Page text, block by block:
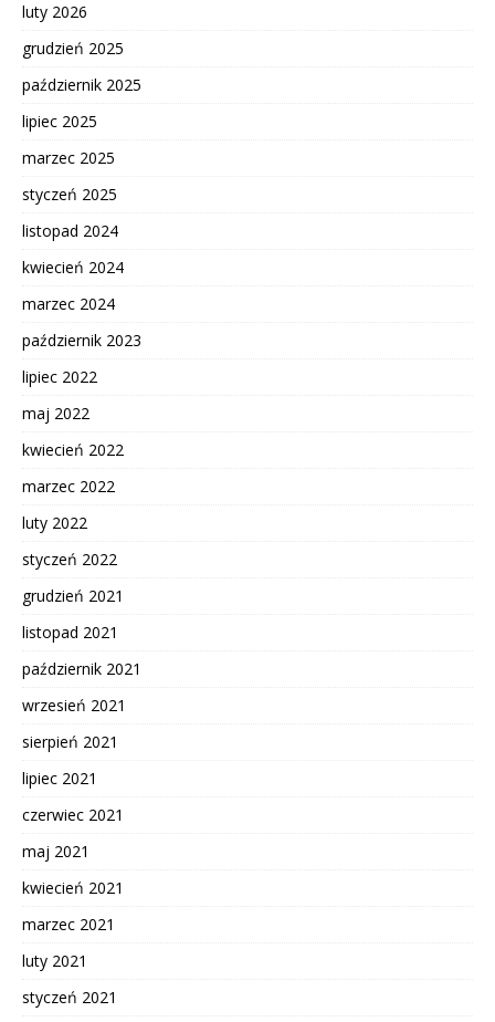
luty 2026
grudzień 2025
październik 2025
lipiec 2025
marzec 2025
styczeń 2025
listopad 2024
kwiecień 2024
marzec 2024
październik 2023
lipiec 2022
maj 2022
kwiecień 2022
marzec 2022
luty 2022
styczeń 2022
grudzień 2021
listopad 2021
październik 2021
wrzesień 2021
sierpień 2021
lipiec 2021
czerwiec 2021
maj 2021
kwiecień 2021
marzec 2021
luty 2021
styczeń 2021